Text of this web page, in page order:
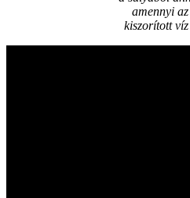
amennyi
kiszorított